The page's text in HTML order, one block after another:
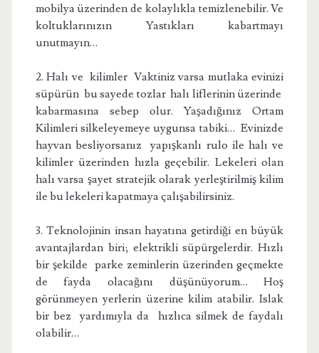
mobilya üzerinden de kolaylıkla temizlenebilir. Ve
koltuklarınızın Yastıkları kabartmayı
unutmayın…
2. Halı ve kilimler Vaktiniz varsa mutlaka evinizi
süpürün bu sayede tozlar halı liflerinin üzerinde
kabarmasına sebep olur. Yaşadığınız Ortam
Kilimleri silkeleyemeye uygunsa tabiki… Evinizde
hayvan besliyorsanız yapışkanlı rulo ile halı ve
kilimler üzerinden hızla geçebilir. Lekeleri olan
halı varsa şayet stratejik olarak yerleştirilmiş kilim
ile bu lekeleri kapatmaya çalışabilirsiniz.
3. Teknolojinin insan hayatına getirdiği en büyük
avantajlardan biri; elektrikli süpürgelerdir. Hızlı
bir şekilde parke zeminlerin üzerinden geçmekte
de fayda olacağını düşünüyorum… Hoş
görünmeyen yerlerin üzerine kilim atabilir. Islak
bir bez yardımıyla da hızlıca silmek de faydalı
olabilir…